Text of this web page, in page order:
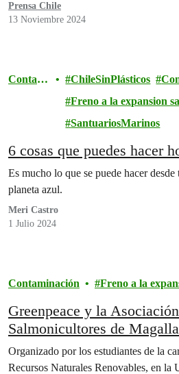
Prensa Chile
13 Noviembre 2024
Contami
ChileSinPlásticos
Freno a la expansion
SantuariosMarinos
6 cosas que puedes hacer
Es mucho lo que se puede hacer
planeta azul.
Meri Castro
1 Julio 2024
Contaminación Freno a la
Greenpeace y la
Salmonicultores de
seminario invitados por
Universidad de Chile
Organizado por los estudiantes de la
Recursos Naturales Renovables, en la